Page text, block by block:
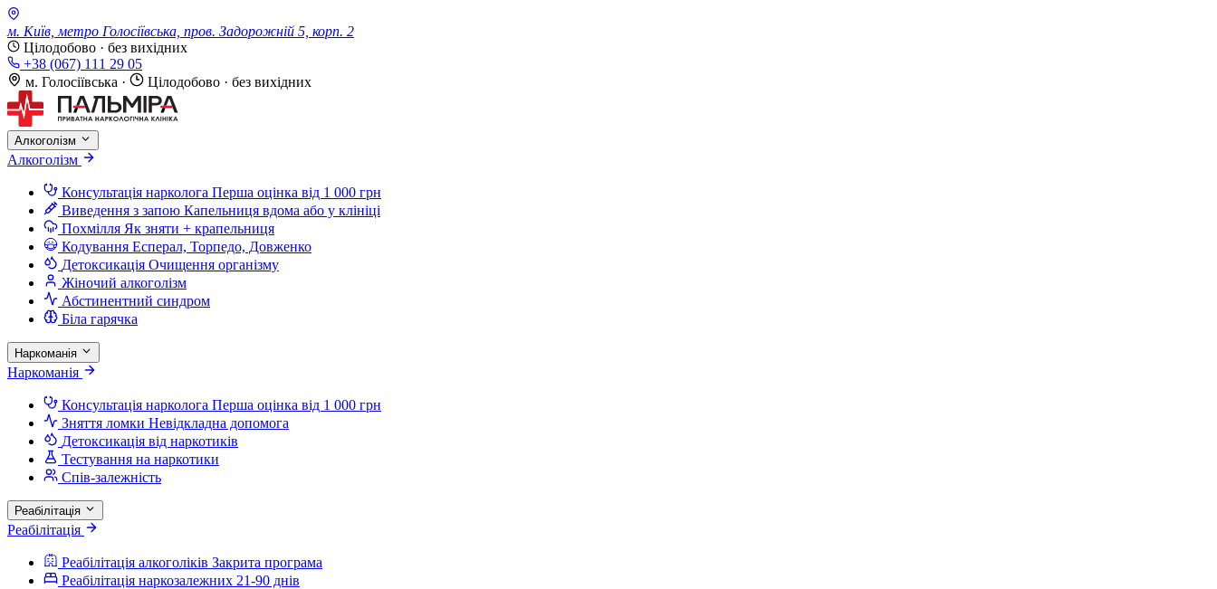
м. Київ, метро Голосіївська, пров. Задорожній 5, корп. 2
Цілодобово · без вихідних
+38 (067) 111 29 05
м. Голосіївська · Цілодобово · без вихідних
Алкоголізм
Алкоголізм
Консультація нарколога Перша оцінка від 1 000 грн
Виведення з запою Капельниця вдома або у клініці
Похмілля Як зняти + крапельниця
Кодування Есперал, Торпедо, Довженко
Детоксикація Очищення організму
Жіночий алкоголізм
Абстинентний синдром
Біла гарячка
Наркоманія
Наркоманія
Консультація нарколога Перша оцінка від 1 000 грн
Зняття ломки Невідкладна допомога
Детоксикація від наркотиків
Тестування на наркотики
Спів-залежність
Реабілітація
Реабілітація
Реабілітація алкоголіків Закрита програма
Реабілітація наркозалежних 21-90 днів